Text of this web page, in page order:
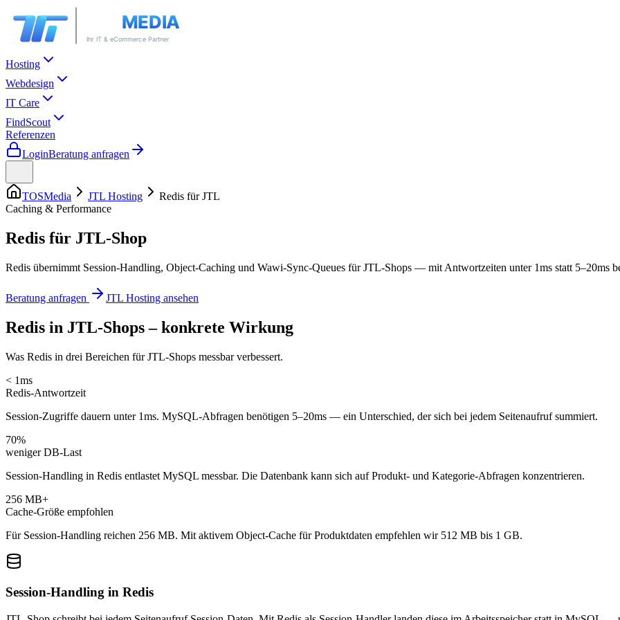
Hosting
Webdesign
IT Care
FindScout
Referenzen
LoginBeratung anfragen
TOSMedia JTL Hosting
Redis für JTL
Caching & Performance
Redis für JTL-Shop
Redis übernimmt Session-Handling, Object-Caching und Wawi-Sync-Queues für JTL-Shops — mit Antwortzeiten unter 1ms statt 5–20ms
Beratung anfragen JTL Hosting ansehen
Redis in JTL-Shops – konkrete Wirkung
Was Redis in drei Bereichen für JTL-Shops messbar verbessert.
< 1ms
Redis-Antwortzeit
Session-Zugriffe dauern unter 1ms. MySQL-Abfragen benötigen 5–20ms — ein Unterschied, der sich bei jedem Seitenaufruf summiert.
70%
weniger DB-Last
Session-Handling in Redis entlastet MySQL messbar. Die Datenbank kann sich auf Produkt- und Kategorie-Abfragen konzentrieren.
256 MB+
Cache-Größe empfohlen
Für Session-Handling reichen 256 MB. Mit aktivem Object-Cache für Produktdaten empfehlen wir 512 MB bis 1 GB.
Session-Handling in Redis